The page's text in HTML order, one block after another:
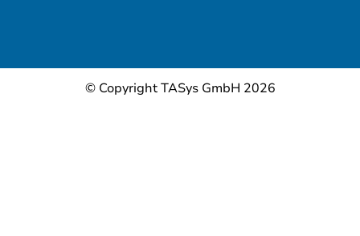
© Copyright TASys GmbH 2026